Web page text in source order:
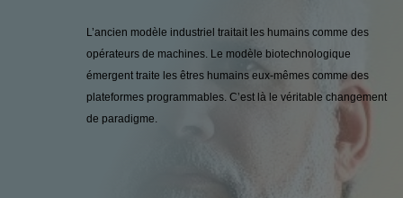
L’ancien modèle industriel traitait les humains comme des
opérateurs de machines. Le modèle biotechnologique
émergent traite les êtres humains eux-mêmes comme des
plateformes programmables. C’est là le véritable changement
de paradigme.